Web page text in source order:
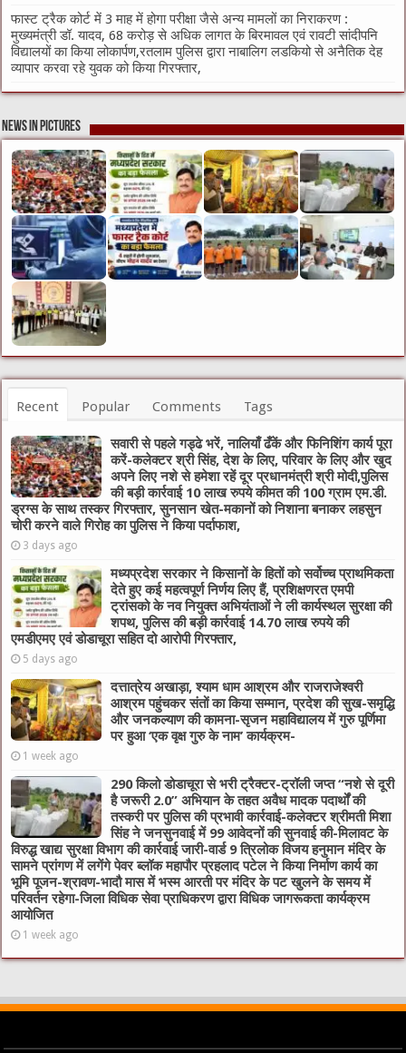
फास्ट ट्रैक कोर्ट में 3 माह में होगा परीक्षा जैसे अन्य मामलों का निराकरण :
मुख्यमंत्री डॉ. यादव, 68 करोड़ से अधिक लागत के बिरमावल एवं रावटी सांदीपनि
विद्यालयों का किया लोकार्पण,रतलाम पुलिस द्वारा नाबालिग लडकियो से अनैतिक देह
व्यापार करवा रहे युवक को किया गिरफ्तार,
News in Pictures
Recent Popular Comments Tags
सवारी से पहले गड्ढे भरें, नालियाँ ढँकें और फिनिशिंग कार्य पूरा
करें-कलेक्टर श्री सिंह, देश के लिए, परिवार के लिए और खुद
अपने लिए नशे से हमेशा रहें दूर प्रधानमंत्री श्री मोदी,पुलिस
की बड़ी कार्रवाई 10 लाख रुपये कीमत की 100 ग्राम एम.डी.
ड्रग्स के साथ तस्कर गिरफ्तार, सुनसान खेत-मकानों को निशाना बनाकर लहसुन
चोरी करने वाले गिरोह का पुलिस ने किया पर्दाफाश,
3 days ago
मध्यप्रदेश सरकार ने किसानों के हितों को सर्वोच्च प्राथमिकता
देते हुए कई महत्वपूर्ण निर्णय लिए हैं, प्रशिक्षणरत एमपी
ट्रांसको के नव नियुक्त अभियंताओं ने ली कार्यस्थल सुरक्षा की
शपथ, पुलिस की बड़ी कार्रवाई 14.70 लाख रुपये की
एमडीएमए एवं डोडाचूरा सहित दो आरोपी गिरफ्तार,
5 days ago
दत्तात्रेय अखाड़ा, श्याम धाम आश्रम और राजराजेश्वरी
आश्रम पहुंचकर संतों का किया सम्मान, प्रदेश की सुख-समृद्धि
और जनकल्याण की कामना-सृजन महाविद्यालय में गुरु पूर्णिमा
पर हुआ ‘एक वृक्ष गुरु के नाम’ कार्यक्रम-
1 week ago
290 किलो डोडाचूरा से भरी ट्रैक्टर-ट्रॉली जप्त “नशे से दूरी
है जरूरी 2.0” अभियान के तहत अवैध मादक पदार्थों की
तस्करी पर पुलिस की प्रभावी कार्रवाई-कलेक्टर श्रीमती मिशा
सिंह ने जनसुनवाई में 99 आवेदनों की सुनवाई की-मिलावट के
विरुद्ध खाद्य सुरक्षा विभाग की कार्रवाई जारी-वार्ड 9 त्रिलोक विजय हनुमान मंदिर के
सामने प्रांगण में लगेंगे पेवर ब्लॉक महापौर प्रहलाद पटेल ने किया निर्माण कार्य का
भूमि पूजन-श्रावण-भादौ मास में भस्म आरती पर मंदिर के पट खुलने के समय में
परिवर्तन रहेगा-जिला विधिक सेवा प्राधिकरण द्वारा विधिक जागरूकता कार्यक्रम
आयोजित
1 week ago